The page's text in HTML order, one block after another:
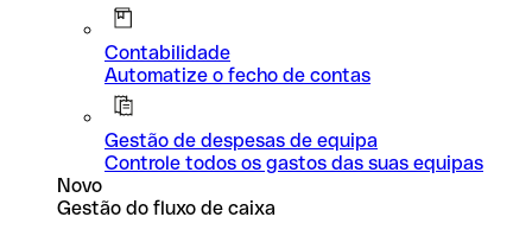
Contabilidade
Automatize o fecho de contas
Gestão de despesas de equipa
Controle todos os gastos das suas equipas
Novo
Gestão do fluxo de caixa